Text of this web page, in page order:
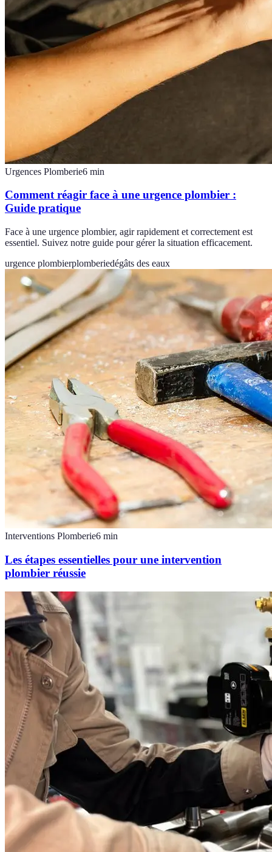
Urgences Plomberie6 min
Comment réagir face à une urgence plombier :
Guide pratique
Face à une urgence plombier, agir rapidement et correctement est
essentiel. Suivez notre guide pour gérer la situation efficacement.
urgence plombierplomberiedégâts des eaux
Interventions Plomberie6 min
Les étapes essentielles pour une intervention
plombier réussie